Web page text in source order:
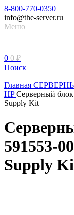
8-800-770-0350
info@the-server.ru
Меню
0 0 ₽
Поиск
Главная
HPСерверный
Supply Kit
591553-
Supply